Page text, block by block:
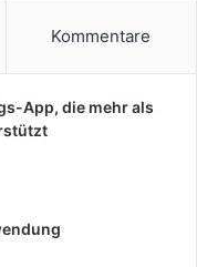
Kommentare
App, die mehr als